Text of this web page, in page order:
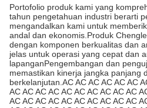
Portofolio produk kami yang
tahun pengetahuan industri berarti
mengandalkan kami untuk
andal dan ekonomis.Produk
dengan komponen berkualitas dan
jelas untuk operasi yang cepat dan
lapanganPengembangan dan
memastikan kinerja jangka panjang
berkelanjutan.AC AC AC AC AC AC
AC AC AC AC AC AC AC AC AC AC
AC AC AC AC AC AC AC AC AC AC